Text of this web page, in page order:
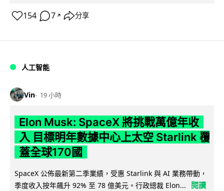
154 7 ↗ 分享
人工智能
Vin 19 小時
Elon Musk: SpaceX 將挑戰萬億年收
入 目標明年數據中心上太空 Starlink 覆
蓋全球170國
SpaceX 公佈最新第二季業績，受惠 Starlink 與 AI 業務帶動，
季度收入按年飆升 92% 至 78 億美元。行政總裁 Elon...
閱讀